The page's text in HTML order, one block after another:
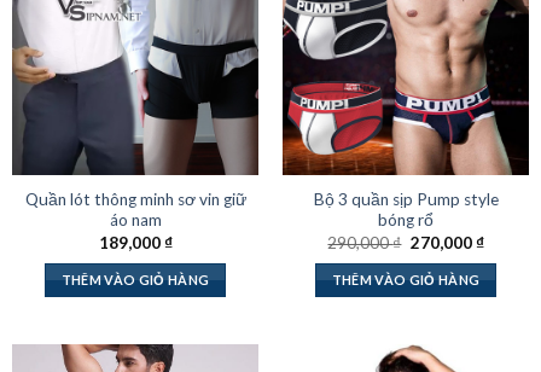
Quần lót thông minh sơ vin giữ
áo nam
189,000₫
THÊM VÀO GIỎ HÀNG
Bộ 3 quần sịp Pump style
bóng rổ
290,000₫ Giá
là:
290,000 ₫.
270,000₫Giá
THÊM VÀO GIỎ HÀNG